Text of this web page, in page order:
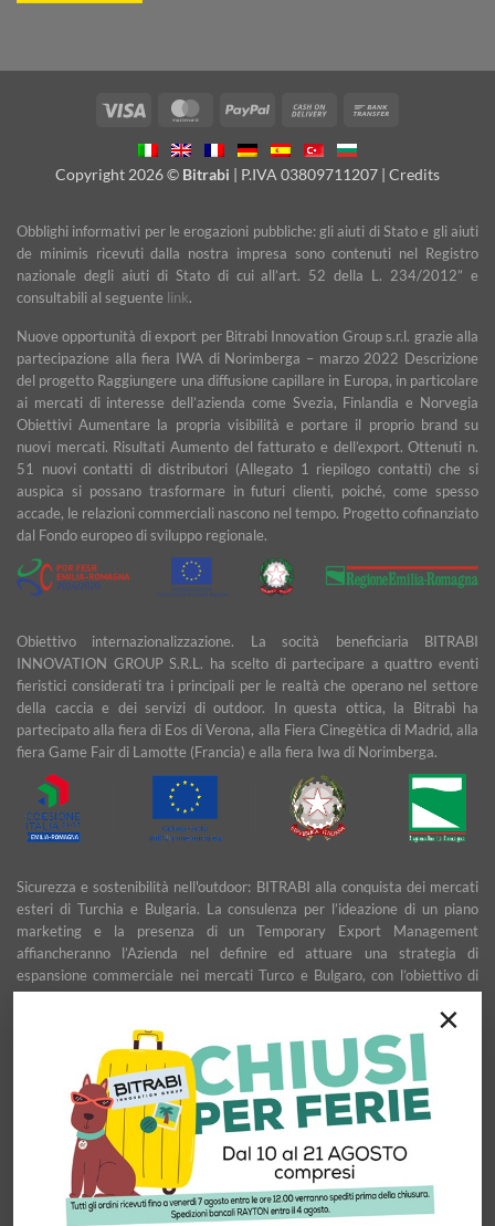
Visa MasterCardPayPal
Cash
Delivery
Copyright 2026 © Bitrabi | P.IVA 03809711207 | Credits
×
Obblighi informativi per le erogazioni pubbliche: gli aiuti di Stato e gli aiuti
de minimis ricevuti dalla nostra impresa sono contenuti nel Registro
nazionale degli aiuti di Stato di cui all’art. 52 della L. 234/2012” e
consultabili al seguente link.
Nuove opportunità di export per Bitrabi Innovation Group s.r.l. grazie alla
partecipazione alla fiera IWA di Norimberga – marzo 2022 Descrizione
del progetto Raggiungere una diffusione capillare in Europa, in particolare
ai mercati di interesse dell’azienda come Svezia, Finlandia e Norvegia
Obiettivi Aumentare la propria visibilità e portare il proprio brand su
nuovi mercati. Risultati Aumento del fatturato e dell’export. Ottenuti n.
51 nuovi contatti di distributori (Allegato 1 riepilogo contatti) che si
auspica si possano trasformare in futuri clienti, poiché, come spesso
accade, le relazioni commerciali nascono nel tempo. Progetto cofinanziato
dal Fondo europeo di sviluppo regionale.
Obiettivo internazionalizzazione. La socità beneficiaria BITRABI
INNOVATION GROUP S.R.L. ha scelto di partecipare a quattro eventi
fieristici considerati tra i principali per le realtà che operano nel settore
della caccia e dei servizi di outdoor. In questa ottica, la Bitrabì ha
partecipato alla fiera di Eos di Verona, alla Fiera Cinegètica di Madrid, alla
fiera Game Fair di Lamotte (Francia) e alla fiera Iwa di Norimberga.
Sicurezza e sostenibilità nell'outdoor: BITRABI alla conquista dei mercati
esteri di Turchia e Bulgaria. La consulenza per l’ideazione di un piano
marketing e la presenza di un Temporary Export Management
affiancheranno l’Azienda nel definire ed attuare una strategia di
espansione commerciale nei mercati Turco e Bulgaro, con l’obiettivo di
garantire uno sviluppo stabile e duraturo.